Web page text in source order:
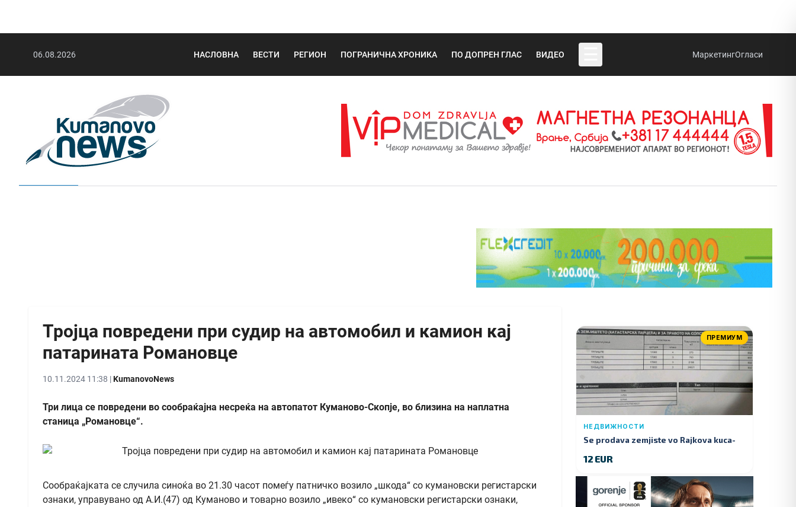
06.08.2026 НАСЛОВНА ВЕСТИ РЕГИОН ПОГРАНИЧНА ХРОНИКА ПО ДОПРЕН ГЛАС ВИДЕО МаркетингОгласи
Тројца повредени при судир на автомобил и камион кај
патарината Романовце
10.11.2024 11:38 |KumanovoNews
Три лица се повредени во сообраќајна несреќа на автопатот Куманово-Скопје, во близина на наплатна
станица „Романовце“.
Сообраќајката се случила синоќа во 21.30 часот помеѓу патничко возило „шкода“ со кумановски регистарски
ознаки, управувано од А.И.(47) од Куманово и товарно возило „ивеко“ со кумановски регистарски ознаки,
ПРЕМИУМ
НЕДВИЖНОСТИ
Se prodava zemjiste vo Rajkova kuca-
12 EUR